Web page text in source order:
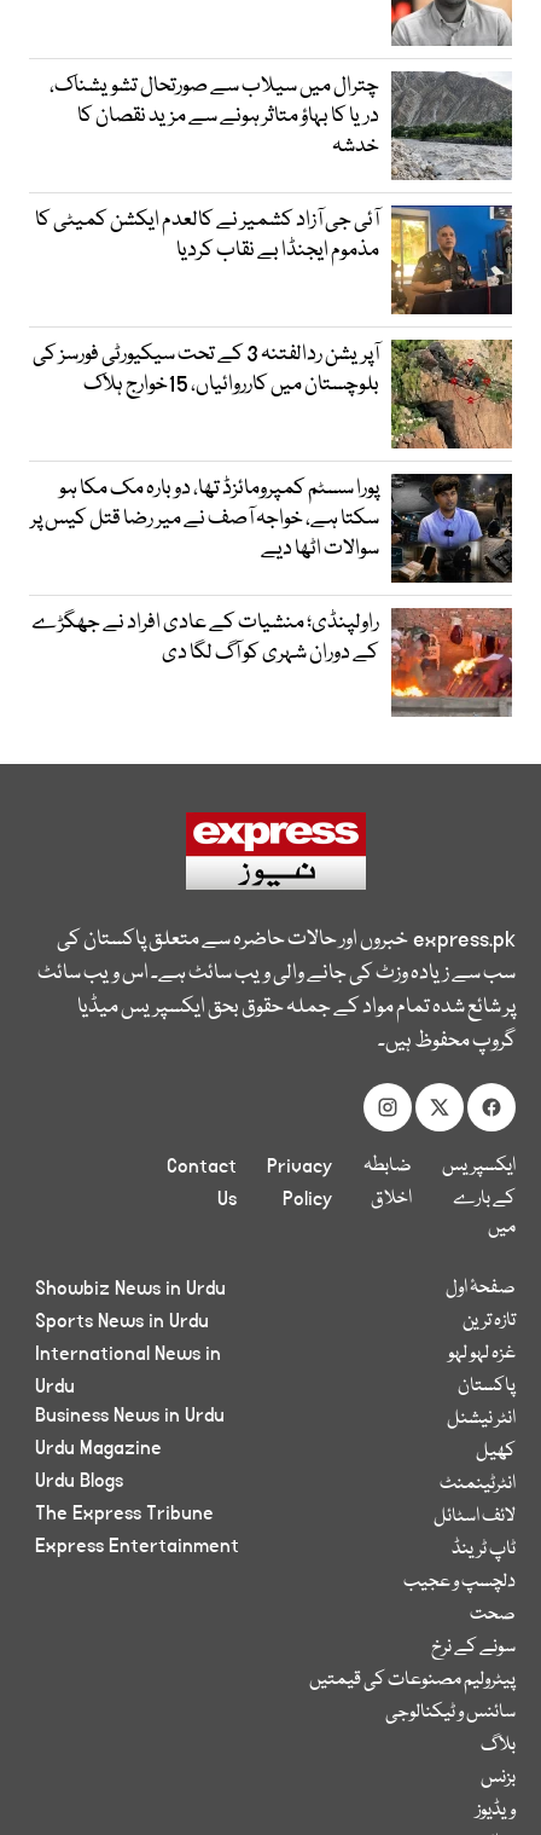
چترال میں سیلاب سے صورتحال تشویشناک،
دریا کا بہاؤ متاثر ہونے سے مزید نقصان کا
خدشہ
آئی جی آزاد کشمیر نے کالعدم ایکشن کمیٹی کا
مذموم ایجنڈا بے نقاب کردیا
آپریشن ردالفتنہ 3 کے تحت سیکیورٹی فورسز کی
بلوچستان میں کارروائیاں، 15خوارج ہلاک
پورا سسٹم کمپرومائزڈ تھا، دوبارہ مک مکا ہو
سکتا ہے، خواجہ آصف نے میر رضا قتل کیس پر
سوالات اٹھا دیے
راولپنڈی؛ منشیات کے عادی افراد نے جھگڑے
کے دوران شہری کو آگ لگا دی
express.pkخبروں اور حالات حاضرہ سے متعلق پاکستان کی
سب سے زیادہ وزٹ کی جانے والی ویب سائٹ ہے۔ اس ویب سائٹ
پر شائع شدہ تمام مواد کے جملہ حقوق بحق ایکسپریس میڈیا
گروپ محفوظ ہیں۔
ایکسپریس
کے بارے
میں
ضابطہ
اخلاق
Privacy
Policy
Contact
Us
صفحۂ اول
تازہ ترین
غزہ لہو لہو
پاکستان
انٹر نیشنل
کھیل
انٹرٹینمنٹ
لائف اسٹائل
ٹاپ ٹرینڈ
دلچسپ و عجیب
صحت
سونے کے نرخ
پیٹرولیم مصنوعات کی قیمتیں
سائنس و ٹیکنالوجی
بلاگ
بزنس
ویڈیوز
Showbiz News in Urdu
Sports News in Urdu
International News in
Urdu
Business News in Urdu
Urdu Magazine
Urdu Blogs
The Express Tribune
Express Entertainment